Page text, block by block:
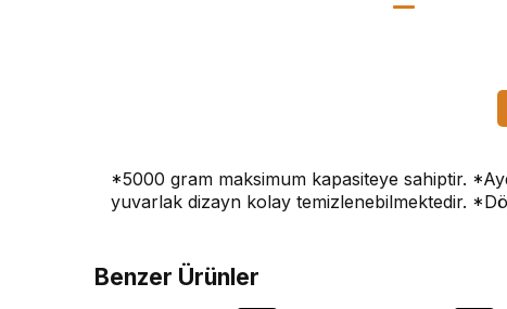
*5000 gram maksimum kapasiteye sahiptir.
yuvarlak dizayn kolay temizlenebilmektedir.
Benzer Ürünler